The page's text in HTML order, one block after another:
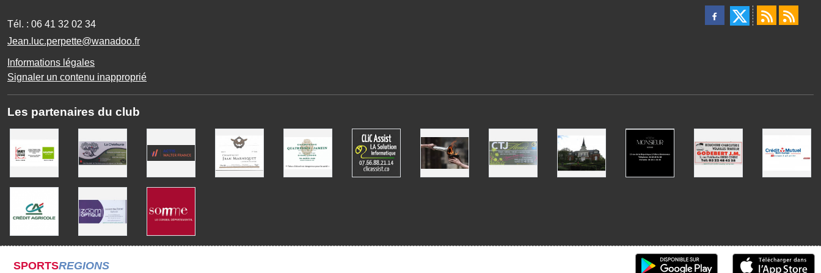
Tél. : 06 41 32 02 34
Jean.luc.perpette@wanadoo.fr
Informations légales
Signaler un contenu inapproprié
Les partenaires du club
SPORTSREGIONS